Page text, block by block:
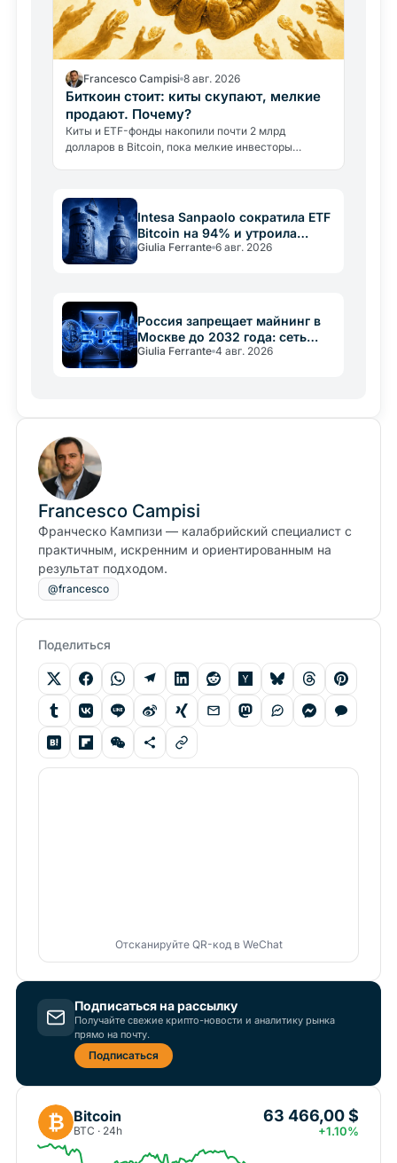
Francesco Campisi 8 авг. 2026
Биткоин стоит: киты скупают, мелкие
продают. Почему?
Киты и ETF-фонды накопили почти 2 млрд
долларов в Bitcoin, пока мелкие инвесторы
Intesa Sanpaolo сократила ETF
Bitcoin на 94% и утроила
позицию в Ethereum
Giulia Ferrante 6 авг. 2026
Россия запрещает майнинг в
Москве до 2032 года: сеть
важнее крипты
Giulia Ferrante 4 авг. 2026
Francesco Campisi
Франческо Кампизи — калабрийский специалист с
практичным, искренним и ориентированным на
результат подходом.
@francesco
Поделиться
Отсканируйте QR-код в WeChat
Подписаться на рассылку
Получайте свежие крипто-новости и аналитику рынка
прямо на почту.
Подписаться
₿ Bitcoin
BTC · 24h
63 466,00 $
+1.10%